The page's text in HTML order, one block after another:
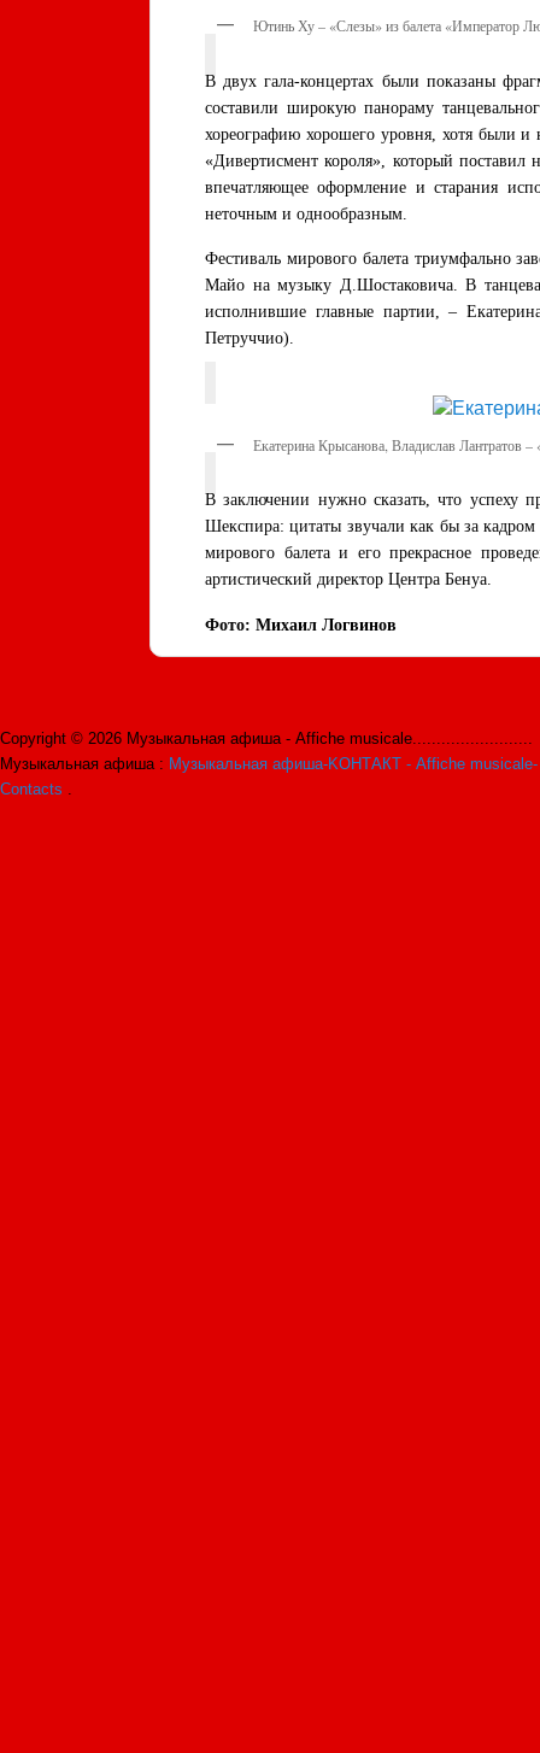
Ютинь Ху – «Слезы» из балета «Император
В двух гала-концертах были показаны
составили широкую панораму
хореографию хорошего уровня, хотя были и
«Дивертисмент короля», который
впечатляющее оформление и старания
неточным и однообразным.
Фестиваль мирового балета триумфально
Майо на музыку Д.Шостаковича. В
исполнившие главные партии, –
Петруччио).
Екатерина Крысанова, Владислав Лантратов
В заключении нужно сказать, что успеху
Шекспира: цитаты звучали как бы за
мирового балета и его прекрасное
артистический директор Центра Бенуа.
Фото: Михаил Логвинов
Copyright © 2026 Музыкальная афиша - Affiche musicale.........................
Музыкальная афиша : Музыкальная афиша-KОНТАКТ - Affiche musicale-
Contacts .